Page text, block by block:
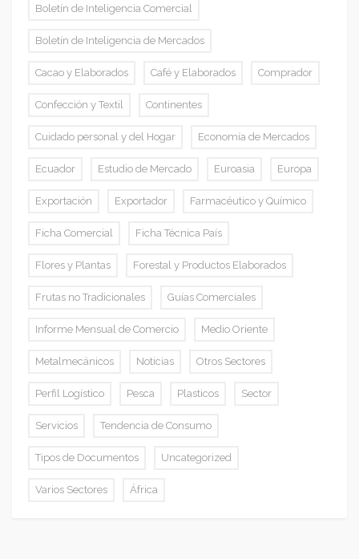
Boletín de Inteligencia Comercial
Boletín de Inteligencia de Mercados
Cacao y Elaborados Café y Elaborados Comprador
Confección y Textil Continentes
Cuidado personal y del Hogar Economía de Mercados
Ecuador Estudio de Mercado Euroasia Europa
Exportación Exportador Farmacéutico y Químico
Ficha Comercial Ficha Técnica País
Flores y Plantas Forestal y Productos Elaborados
Frutas no Tradicionales Guías Comerciales
Informe Mensual de Comercio Medio Oriente
Metalmecánicos Noticias Otros Sectores
Perfil Logístico Pesca Plasticos Sector
Servicios Tendencia de Consumo
Tipos de Documentos Uncategorized
Varios Sectores África